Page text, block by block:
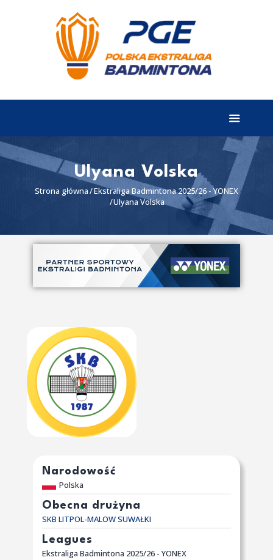
Ulyana Volska
Strona główna Ekstraliga Badmintona 2025/26 - YONEX
Ulyana Volska
EKSTRALIGA
Aktualności
Tabela
Wyniki
Terminarz
I liga
II liga
Narodowość
Polska
Obecna drużyna
SKB LITPOL-MALOW SUWAŁKI
Leagues
Ekstraliga Badmintona 2025/26 - YONEX